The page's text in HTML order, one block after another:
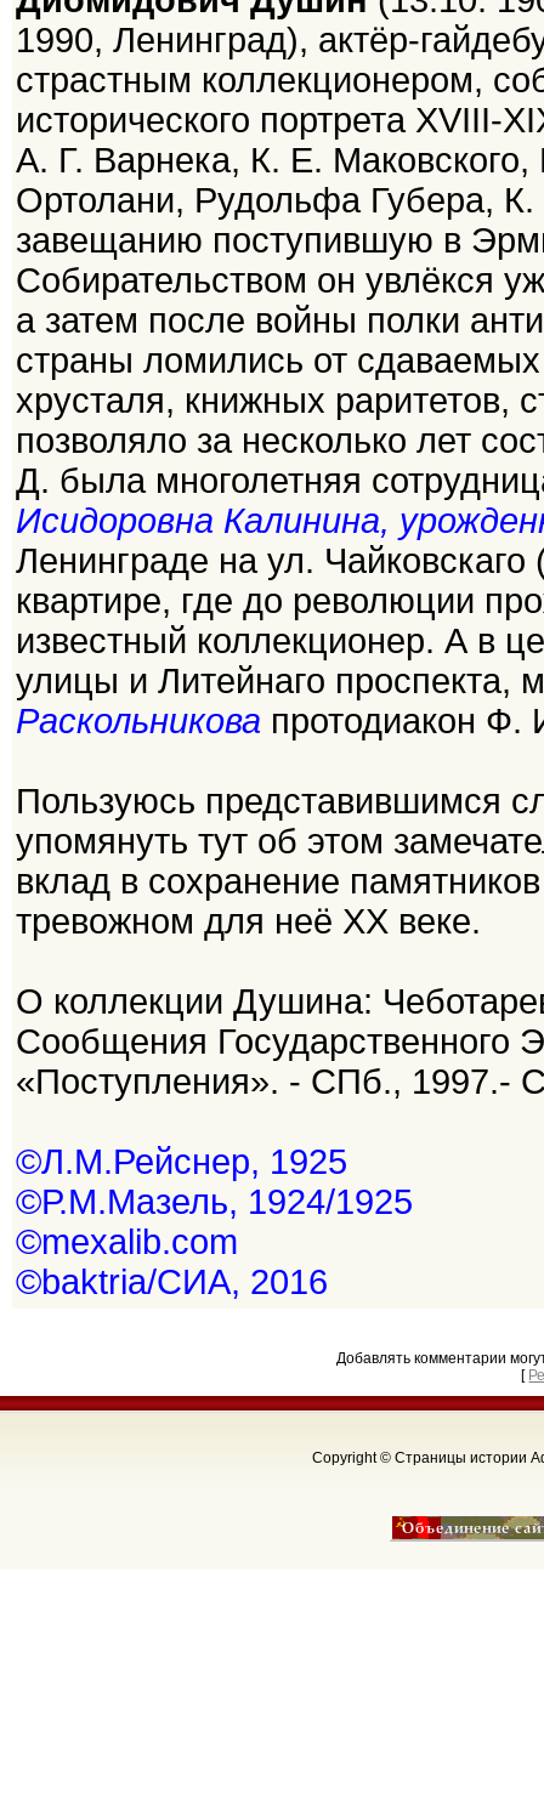
1990, Ленинград), актёр-
страстным коллекционером,
исторического портрета XVIII-
А. Г. Варнека, К. Е.
Ортолани, Рудольфа Губера, К.
завещанию поступившую в
Собирательством он увлёкся
а затем после войны полки
страны ломились от
хрусталя, книжных раритетов,
позволяло за несколько лет
Д. была многолетняя
Исидоровна Калинина,
Ленинграде на ул.
квартире, где до революции
известный коллекционер. А в
улицы и Литейнаго проспекта,
Раскольникова протодиакон Ф.
Пользуюсь представившимся
упомянуть тут об этом
вклад в сохранение
тревожном для неё ХХ веке.
О коллекции Душина:
Сообщения Государственного
«Поступления». - СПб., 1997.-
©Л.М.Рейснер, 1925
©Р.М.Мазель, 1924/1925
©mexalib.com
©baktria/СИА, 2016
Добавлять комментарии
[
Copyright © Страницы истории